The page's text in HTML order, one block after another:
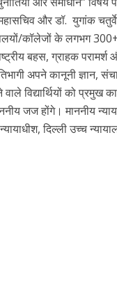
और डॉ. युगांक
कॉलेजों के लगभग
बहस, ग्राहक
अपने कानूनी
विद्यार्थियों को प्रमुख
जज होंगे। माननीय
न्यायाधीश, दिल्ली उच्च